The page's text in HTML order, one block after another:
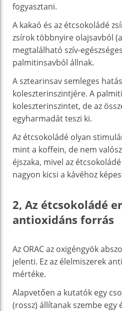
fogyasztani.
A kakaó és az étcsokoládé
zsírok többnyire olajsavból
megtalálható szív-
palmitinsavból állnak.
A sztearinsav semleges
koleszterinszintjére. A
koleszterinszintet, de az
egyharmadát teszi ki.
Az étcsokoládé olyan
mint a koffein, de nem
éjszaka, mivel az
nagyon kicsi a kávéhoz
2, Az étcsokoládé
antioxidáns forrás
Az ORAC az oxigéngyök
jelenti. Ez az élelmiszerek
mértéke.
Alapvetően a kutatók egy
(rossz) állítanak szembe egy